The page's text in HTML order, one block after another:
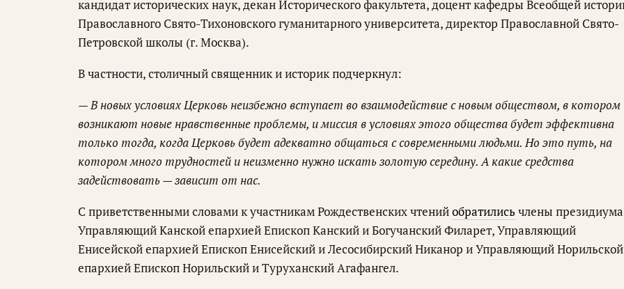
кандидат исторических наук, декан Исторического факультета, доцент кафедры Всеобщей
Православного Свято-Тихоновского гуманитарного университета, директор Православной Свято-
Петровской школы (г. Москва).
В частности, столичный священник и историк подчеркнул:
— В новых условиях Церковь неизбежно вступает во взаимодействие с новым обществом, в котором
возникают новые нравственные проблемы, и миссия в условиях этого общества будет эффективна
только тогда, когда Церковь будет адекватно общаться с современными людьми. Но это путь, на
котором много трудностей и неизменно нужно искать золотую середину. А какие средства
задействовать — зависит от нас.
С приветственными словами к участникам Рождественских чтенийобратились члены
Управляющий Канской епархией Епископ Канский и Богучанский Филарет, Управляющий
Енисейской епархией Епископ Енисейский и Лесосибирский Никанор и Управляющий Норильской
епархией Епископ Норильский и Туруханский Агафангел.